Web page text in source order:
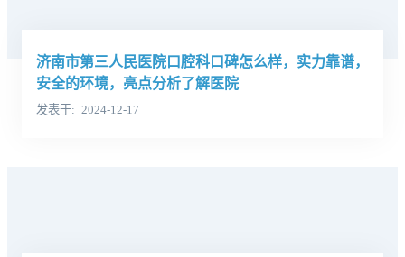
济南市第三人民医院口腔科口碑怎么样，实力靠谱，
安全的环境，亮点分析了解医院
发表于 2024-12-17